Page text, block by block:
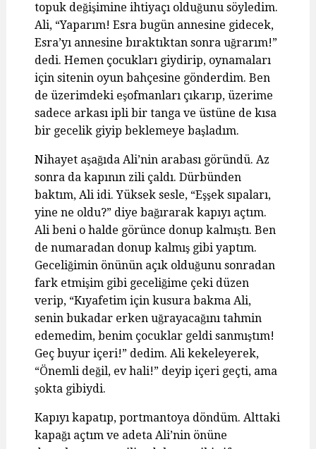
topuk değişimine ihtiyaçı olduğunu söyledim.
Ali, “Yaparım! Esra bugün annesine gidecek,
Esra’yı annesine bıraktıktan sonra uğrarım!”
dedi. Hemen çocukları giydirip, oynamaları
için sitenin oyun bahçesine gönderdim. Ben
de üzerimdeki eşofmanları çıkarıp, üzerime
sadece arkası ipli bir tanga ve üstüne de kısa
bir gecelik giyip beklemeye başladım.
Nihayet aşağıda Ali’nin arabası göründü. Az
sonra da kapının zili çaldı. Dürbünden
baktım, Ali idi. Yüksek sesle, “Eşşek sıpaları,
yine ne oldu?” diye bağırarak kapıyı açtım.
Ali beni o halde görünce donup kalmıştı. Ben
de numaradan donup kalmış gibi yaptım.
Geceliğimin önünün açık olduğunu sonradan
fark etmişim gibi geceliğime çeki düzen
verip, “Kıyafetim için kusura bakma Ali,
senin bukadar erken uğrayacağını tahmin
edemedim, benim çocuklar geldi sanmıştım!
Geç buyur içeri!” dedim. Ali kekeleyerek,
“Önemli değil, ev hali!” deyip içeri geçti, ama
şokta gibiydi.
Kapıyı kapatıp, portmantoya döndüm. Alttaki
kapağı açtım ve adeta Ali’nin önüne